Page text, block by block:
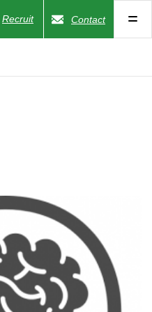
Recruit Contact